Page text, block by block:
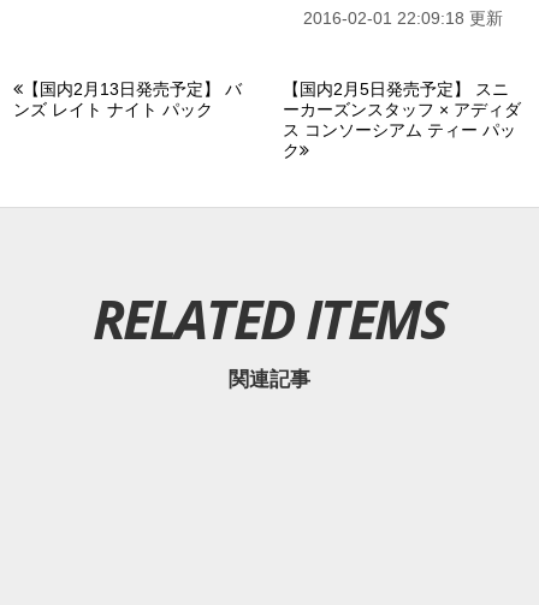
2016-02-01 22:09:18 更新
【国内2月13日発売予定】 バ
ンズ レイト ナイト パック
【国内2月5日発売予定】 スニ
ーカーズンスタッフ × アディダ
ス コンソーシアム ティー パッ
ク
RELATED ITEMS
関連記事